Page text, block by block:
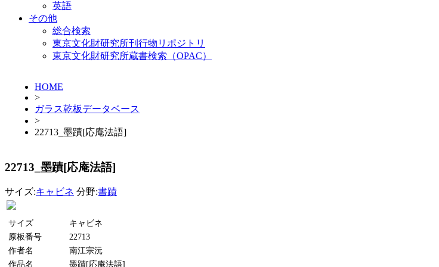
英語
その他
総合検索
東京文化財研究所刊行物リポジトリ
東京文化財研究所蔵書検索（OPAC）
HOME
>
ガラス乾板データベース
>
22713_墨蹟[応庵法語]
22713_墨蹟[応庵法語]
サイズ:キャビネ 分野:書蹟
サイズ
キャビネ
原板番号
22713
作者名
南江宗沅
作品名
墨蹟[応庵法語]